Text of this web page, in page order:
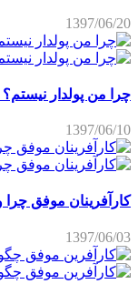
1397/06/20
چرا من پولدار نیستم؟ ۳ عادت اشتباه مانع پولدار شدن
1397/06/10
کارآفرینان موفق چرا
1397/06/03